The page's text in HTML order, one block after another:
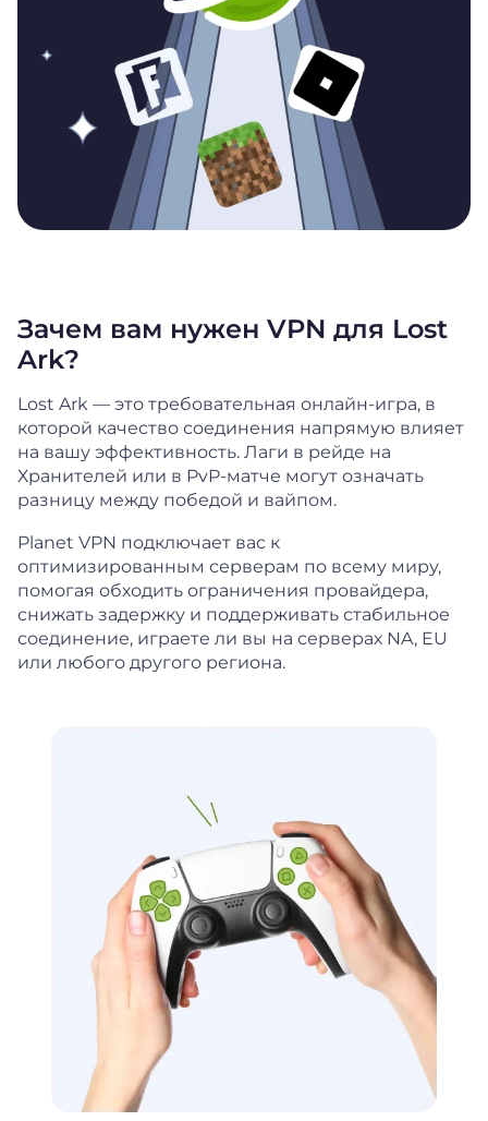
Зачем вам нужен VPN для Lost
Ark?
Lost Ark — это требовательная онлайн-игра, в
которой качество соединения напрямую влияет
на вашу эффективность. Лаги в рейде на
Хранителей или в PvP-матче могут означать
разницу между победой и вайпом.
Planet VPN подключает вас к
оптимизированным серверам по всему миру,
помогая обходить ограничения провайдера,
снижать задержку и поддерживать стабильное
соединение, играете ли вы на серверах NA, EU
или любого другого региона.